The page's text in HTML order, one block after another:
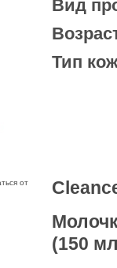
от
Вид
Тип
(150